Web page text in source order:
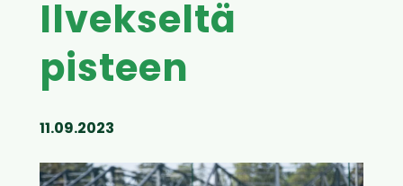
Ilvekseltä
pisteen
11.09.2023